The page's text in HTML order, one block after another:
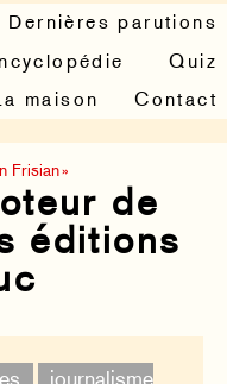
Dernières parutions
Quiz
maison Contact
Frisian »
de
éditions
journalisme